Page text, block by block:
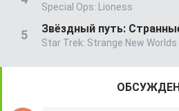
Special Ops: Lioness
Звёздный путь:
Star Trek: Strange New Worlds